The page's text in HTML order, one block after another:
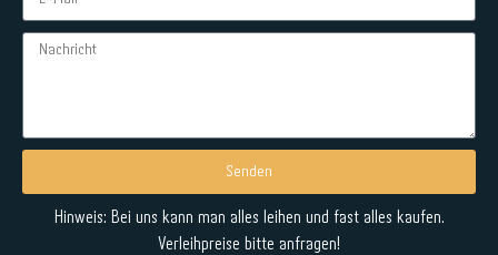
Senden
Alternative:
Hinweis: Bei uns kann man alles leihen und fast alles kaufen.
Verleihpreise bitte anfragen!